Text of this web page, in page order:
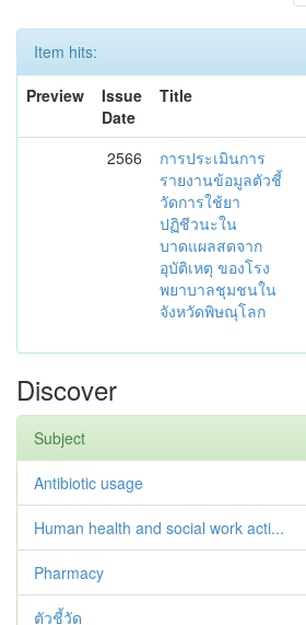
Item hits:
Preview
Issue
Date
Title
2566
การประเมินการ
รายงานข้อมูลตัวชี้
วัดการใช้ยา
ปฏิชีวนะใน
บาดแผลสดจาก
อุบัติเหตุ ของโรง
พยาบาลชุมชนใน
จังหวัดพิษณุโลก
Discover
Subject
Antibiotic usage
Human health and social work acti...
Pharmacy
ตัวชี้วัด